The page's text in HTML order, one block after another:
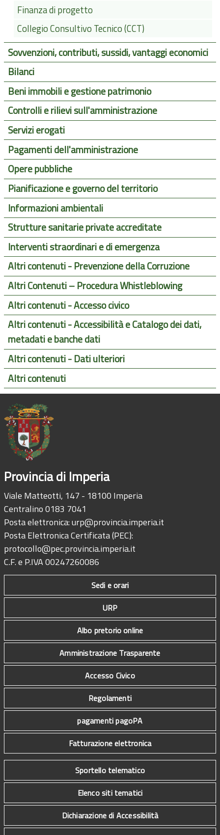
Finanza di progetto
Collegio Consultivo Tecnico (CCT)
Sovvenzioni, contributi, sussidi, vantaggi economici
Bilanci
Beni immobili e gestione patrimonio
Controlli e rilievi sull'amministrazione
Servizi erogati
Pagamenti dell'amministrazione
Opere pubbliche
Pianificazione e governo del territorio
Informazioni ambientali
Strutture sanitarie private accreditate
Interventi straordinari e di emergenza
Altri contenuti - Prevenzione della Corruzione
Altri Contenuti – Procedura Whistleblowing
Altri contenuti - Accesso civico
Altri contenuti - Accessibilità e Catalogo dei dati,
metadati e banche dati
Altri contenuti - Dati ulteriori
Altri contenuti
Provincia di Imperia
Viale Matteotti, 147 - 18100 Imperia
Centralino 0183 7041
Posta elettronica:urp@provincia.imperia.it
Posta Elettronica Certificata (PEC):
protocollo@pec.provincia.imperia.it
C.F. e P.IVA 00247260086
Sedi e orari
URP
Albo pretorio online
Amministrazione Trasparente
Accesso Civico
Regolamenti
pagamenti pagoPA
Fatturazione elettronica
Sportello telematico
Elenco siti tematici
Dichiarazione di Accessibilità